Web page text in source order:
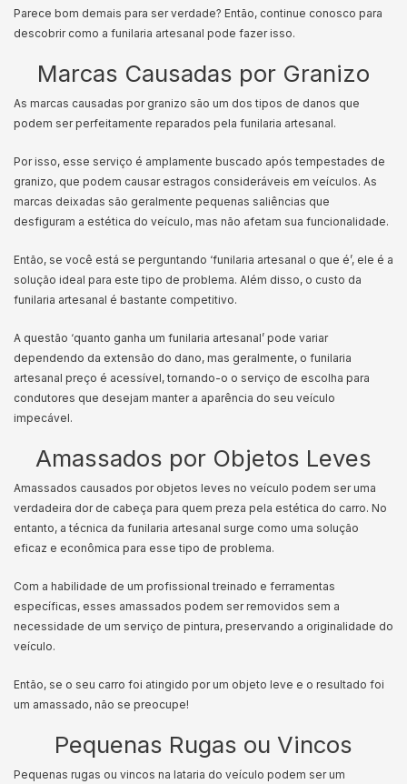
Parece bom demais para ser verdade? Então, continue conosco para
descobrir como a funilaria artesanal pode fazer isso.
Marcas Causadas por Granizo
As marcas causadas por granizo são um dos tipos de danos que
podem ser perfeitamente reparados pela funilaria artesanal.
Por isso, esse serviço é amplamente buscado após tempestades de
granizo, que podem causar estragos consideráveis em veículos. As
marcas deixadas são geralmente pequenas saliências que
desfiguram a estética do veículo, mas não afetam sua funcionalidade.
Então, se você está se perguntando ‘funilaria artesanal o que é’, ele é a
solução ideal para este tipo de problema. Além disso, o custo da
funilaria artesanal é bastante competitivo.
A questão ‘quanto ganha um funilaria artesanal’ pode variar
dependendo da extensão do dano, mas geralmente, o funilaria
artesanal preço é acessível, tornando-o o serviço de escolha para
condutores que desejam manter a aparência do seu veículo
impecável.
Amassados por Objetos Leves
Amassados causados por objetos leves no veículo podem ser uma
verdadeira dor de cabeça para quem preza pela estética do carro. No
entanto, a técnica da funilaria artesanal surge como uma solução
eficaz e econômica para esse tipo de problema.
Com a habilidade de um profissional treinado e ferramentas
específicas, esses amassados podem ser removidos sem a
necessidade de um serviço de pintura, preservando a originalidade do
veículo.
Então, se o seu carro foi atingido por um objeto leve e o resultado foi
um amassado, não se preocupe!
Pequenas Rugas ou Vincos
Pequenas rugas ou vincos na lataria do veículo podem ser um